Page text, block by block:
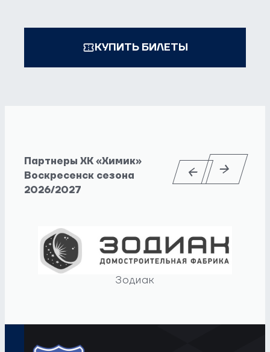
КУПИТЬ БИЛЕТЫ
Партнеры ХК «Химик»
Воскресенск сезона
2026/2027
Зодиак